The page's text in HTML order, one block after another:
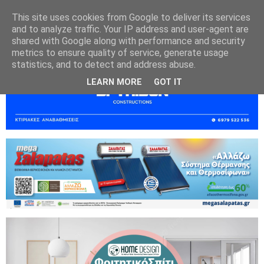
This site uses cookies from Google to deliver its services
and to analyze traffic. Your IP address and user-agent are
shared with Google along with performance and security
metrics to ensure quality of service, generate usage
statistics, and to detect and address abuse.
LEARN MORE GOT IT